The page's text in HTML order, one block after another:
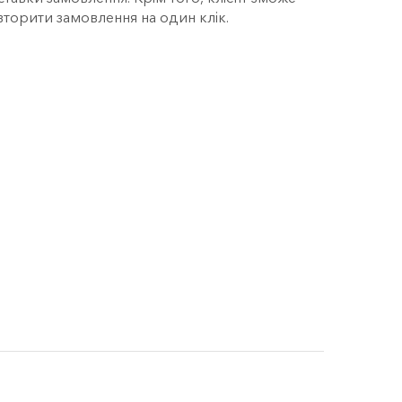
замовлення на один клік.